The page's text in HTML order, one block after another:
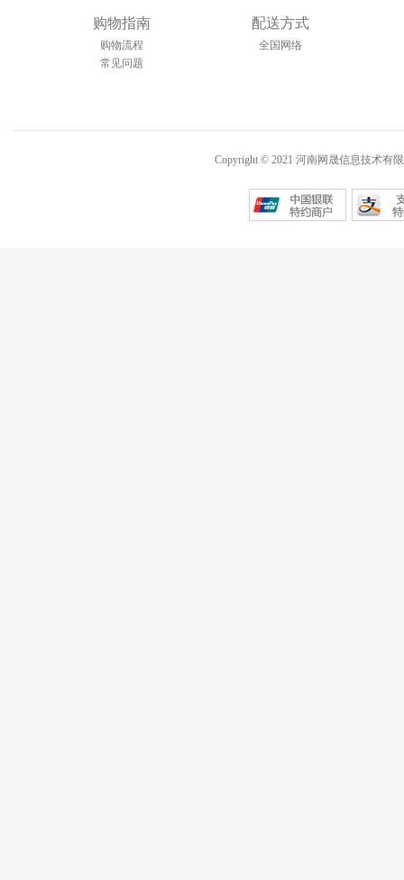
购物指南
购物流程
常见问题
配送方式
全国网络
Copyright © 2021 河南网晟信息技术有